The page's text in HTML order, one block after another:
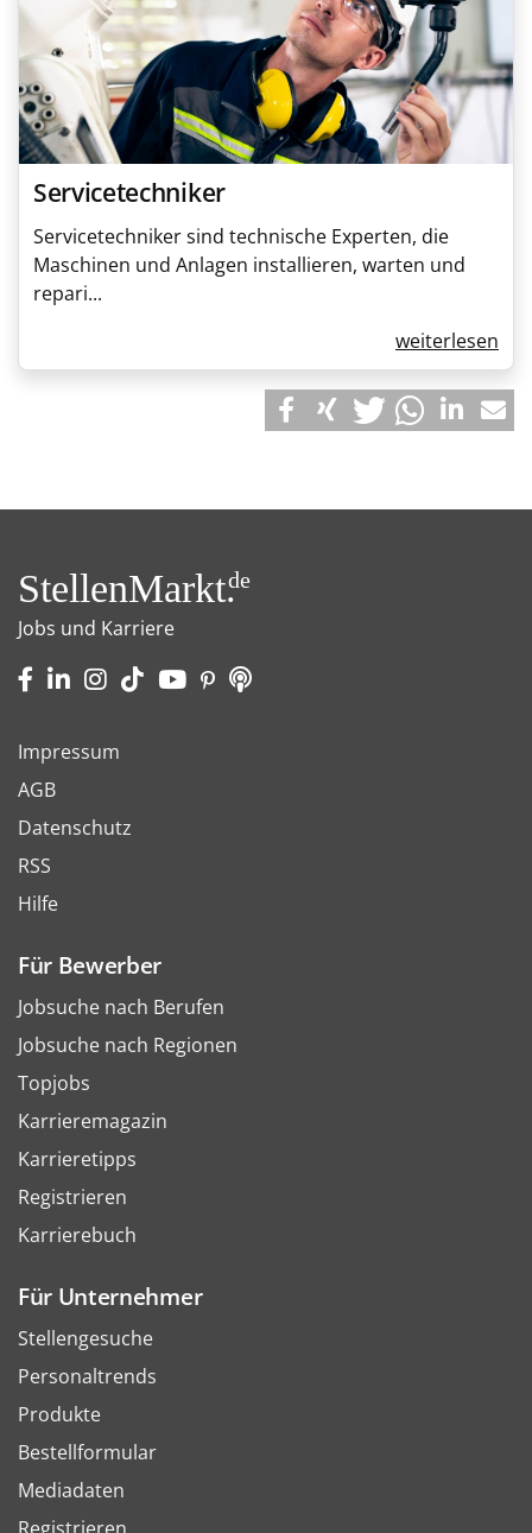
Servicetechniker
Servicetechniker sind technische Experten, die
Maschinen und Anlagen installieren, warten und
repari...
weiterlesen
StellenMarkt.de
Jobs und Karriere
Impressum
AGB
Datenschutz
RSS
Hilfe
Für Bewerber
Jobsuche nach Berufen
Jobsuche nach Regionen
Topjobs
Karrieremagazin
Karrieretipps
Registrieren
Karrierebuch
Für Unternehmer
Stellengesuche
Personaltrends
Produkte
Bestellformular
Mediadaten